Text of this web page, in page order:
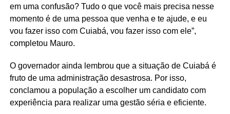
em uma confusão? Tudo o que você mais precisa nesse
momento é de uma pessoa que venha e te ajude, e eu
vou fazer isso com Cuiabá, vou fazer isso com ele”,
completou Mauro.
O governador ainda lembrou que a situação de Cuiabá é
fruto de uma administração desastrosa. Por isso,
conclamou a população a escolher um candidato com
experiência para realizar uma gestão séria e eficiente.